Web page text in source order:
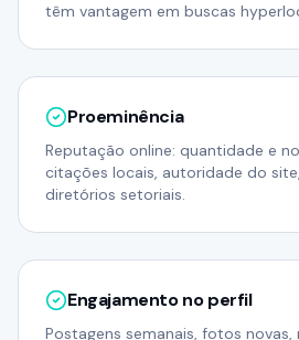
têm vantagem em buscas
Proeminência
Reputação online: quantidade e
citações locais, autoridade do
diretórios setoriais.
Engajamento no perfil
Postagens semanais, fotos novas,